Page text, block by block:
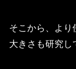
そこから、より
大きさも研究